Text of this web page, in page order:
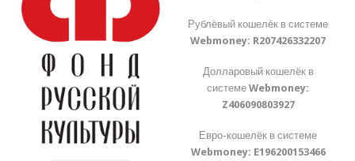
Рублёвый кошелёк в системе
Webmoney: R207426332207
Долларовый кошелёк в
системеWebmoney:
Z406090803927
Евро-кошелёк в системе
Webmoney: E196200153466